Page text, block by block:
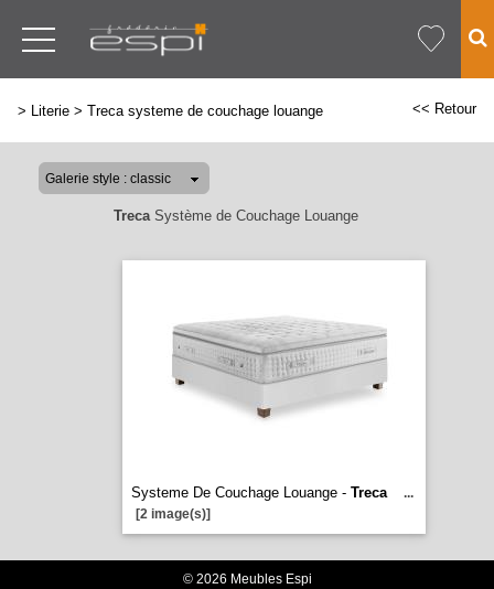
> Literie > Treca systeme de couchage louange << Retour
TrecaSystème de Couchage Louange
Systeme De Couchage Louange - Treca
...
[2 image(s)]
© 2026 Meubles Espi